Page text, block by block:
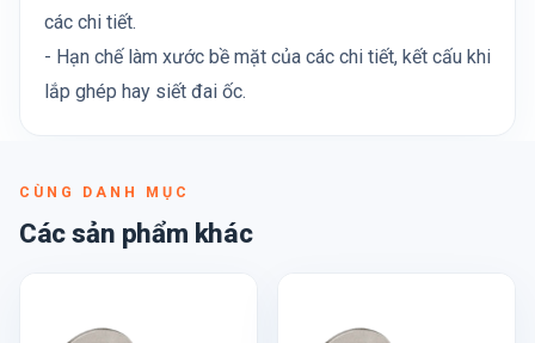
các chi tiết.
- Hạn chế làm xước bề mặt của các chi tiết, kết cấu khi
lắp ghép hay siết đai ốc.
CÙNG DANH MỤC
Các sản phẩm khác